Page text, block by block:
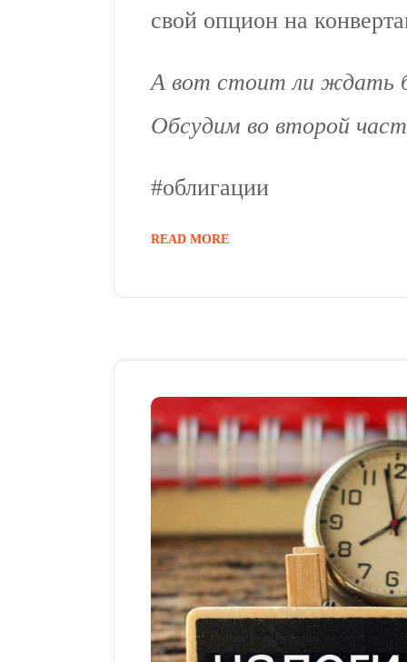
свой опцион на
А вот стоит ли ждать
Обсудим во второй
#облигации
READ MORE